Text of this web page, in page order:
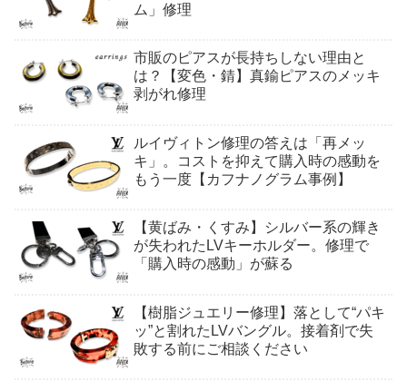
ム」修理
市販のピアスが長持ちしない理由と
は？【変色・錆】真鍮ピアスのメッキ
剥がれ修理
ルイヴィトン修理の答えは「再メッ
キ」。コストを抑えて購入時の感動を
もう一度【カフナノグラム事例】
【黄ばみ・くすみ】シルバー系の輝き
が失われたLVキーホルダー。修理で
「購入時の感動」が蘇る
【樹脂ジュエリー修理】落として“パキ
ッ”と割れたLVバングル。接着剤で失
敗する前にご相談ください